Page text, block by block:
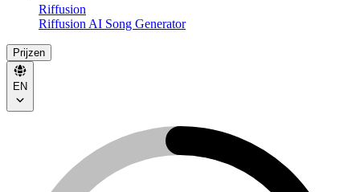
Riffusion
Riffusion AI Song Generator
Prijzen
EN